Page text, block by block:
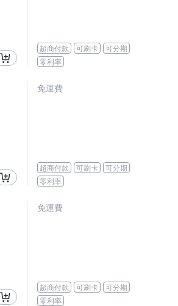
超商付款 可刷卡
可分期
零利率
免運費
超商付款 可刷卡
可分期
零利率
免運費
超商付款 可刷卡
可分期
零利率